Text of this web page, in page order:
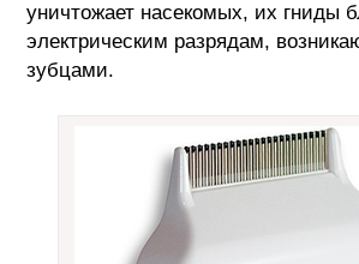
уничтожает насекомых, их гниды
электрическим разрядам,
зубцами.